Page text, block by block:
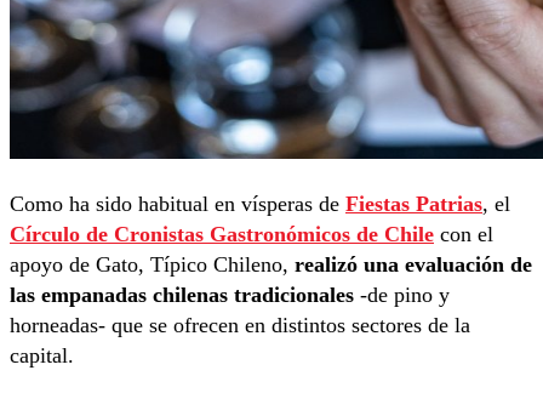
Como ha sido habitual en vísperas de Fiestas Patrias, el
Círculo de Cronistas Gastronómicos de Chile con el
apoyo de Gato, Típico Chileno, realizó una evaluación de
las empanadas chilenas tradicionales -de pino y
horneadas- que se ofrecen en distintos sectores de la
capital.